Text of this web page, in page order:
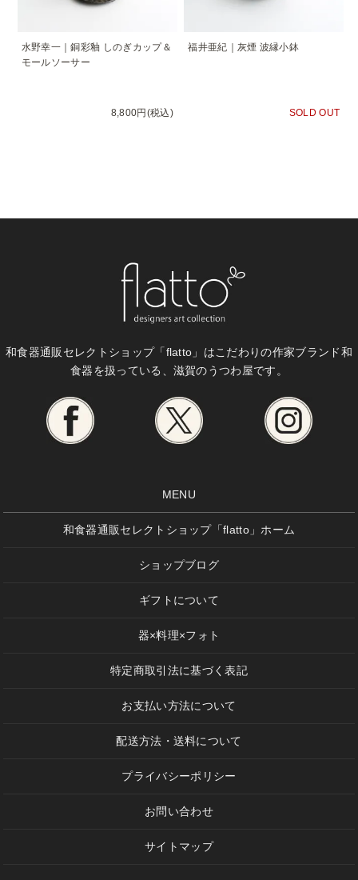
水野幸一｜銅彩釉 しのぎカップ＆
モールソーサー
8,800円(税込)
福井亜紀｜灰煙 波縁小鉢
SOLD OUT
和食器通販セレクトショップ「flatto」はこだわりの作家ブランド和
食器を扱っている、滋賀のうつわ屋です。
MENU
和食器通販セレクトショップ「flatto」ホーム
ショップブログ
ギフトについて
器×料理×フォト
特定商取引法に基づく表記
お支払い方法について
配送方法・送料について
プライバシーポリシー
お問い合わせ
サイトマップ